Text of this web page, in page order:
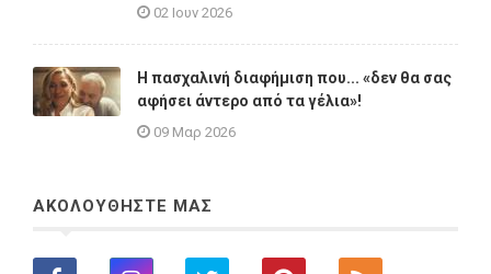
02 Ιουν 2026
Η πασχαλινή διαφήμιση που... «δεν θα σας
αφήσει άντερο από τα γέλια»!
09 Μαρ 2026
ΑΚΟΛΟΥΘΗΣΤΕ ΜΑΣ